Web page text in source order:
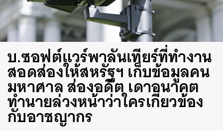
บ.ซอฟต์แวร์พาลันเทียร์ที่ทำงาน
สอดส่องให้สหรัฐฯ เก็บข้อมูลคน
มหาศาล ส่องอดีต เดาอนาคต
ทำนายล่วงหน้าว่าใครเกี่ยวข้อง
กับอาชญากร